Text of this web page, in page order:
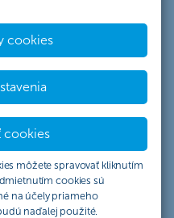
cookies
cookies
môžete spravovať kliknutím
cookies sú
na účely priameho
naďalej použité.
banka, a. s. so
IČO: 36 854 140,
4314/B, (ďalej len
Súťaž sa riadi
(ďalej len „Štatút“), ktorý
súťaže a pravidlá